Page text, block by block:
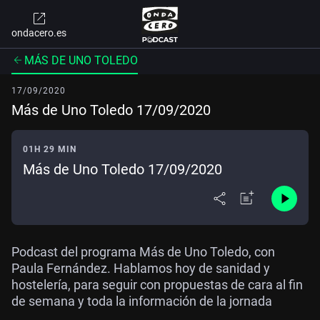
ondacero.es
MÁS DE UNO TOLEDO
17/09/2020
Más de Uno Toledo 17/09/2020
01H 29 MIN
Más de Uno Toledo 17/09/2020
Podcast del programa Más de Uno Toledo, con
Paula Fernández. Hablamos hoy de sanidad y
hostelería, para seguir con propuestas de cara al fin
de semana y toda la información de la jornada